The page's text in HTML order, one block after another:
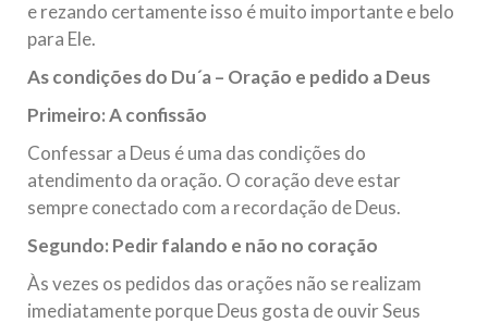
e rezando certamente isso é muito importante e belo
para Ele.
As condições do Du´a – Oração e pedido a Deus
Primeiro: A confissão
Confessar a Deus é uma das condições do
atendimento da oração. O coração deve estar
sempre conectado com a recordação de Deus.
Segundo: Pedir falando e não no coração
Às vezes os pedidos das orações não se realizam
imediatamente porque Deus gosta de ouvir Seus